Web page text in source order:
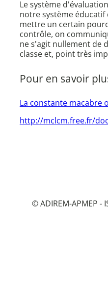
Le système
notre système éducatif
mettre un certain
contrôle, on
ne s'agit nullement de
classe et, point très
Pour en savoir
La constante macabre
http://mclcm.free.fr/
© ADIREM-APMEP -